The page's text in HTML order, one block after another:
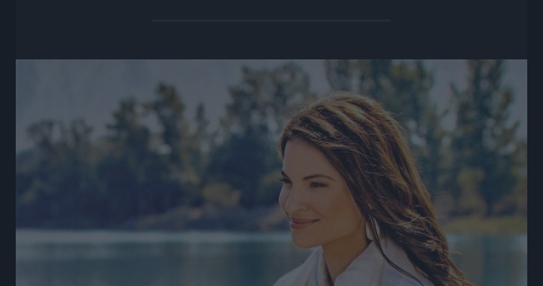
Jön még kép!